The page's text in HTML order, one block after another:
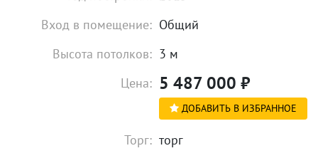
Вход в помещение: Общий
Высота потолков: 3 м
Цена: 5 487 000 ₽
ДОБАВИТЬ В ИЗБРАННОЕ
Торг: торг